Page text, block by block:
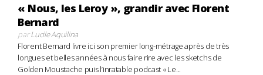
« Nous, les Leroy », grandir avec Florent
Bernard
parLucile Aquilina
Florent Bernard livre ici son premier long-métrage après de très
longues et belles années à nous faire rire avec les sketchs de
Golden Moustache puis l’inratable podcast « Le...